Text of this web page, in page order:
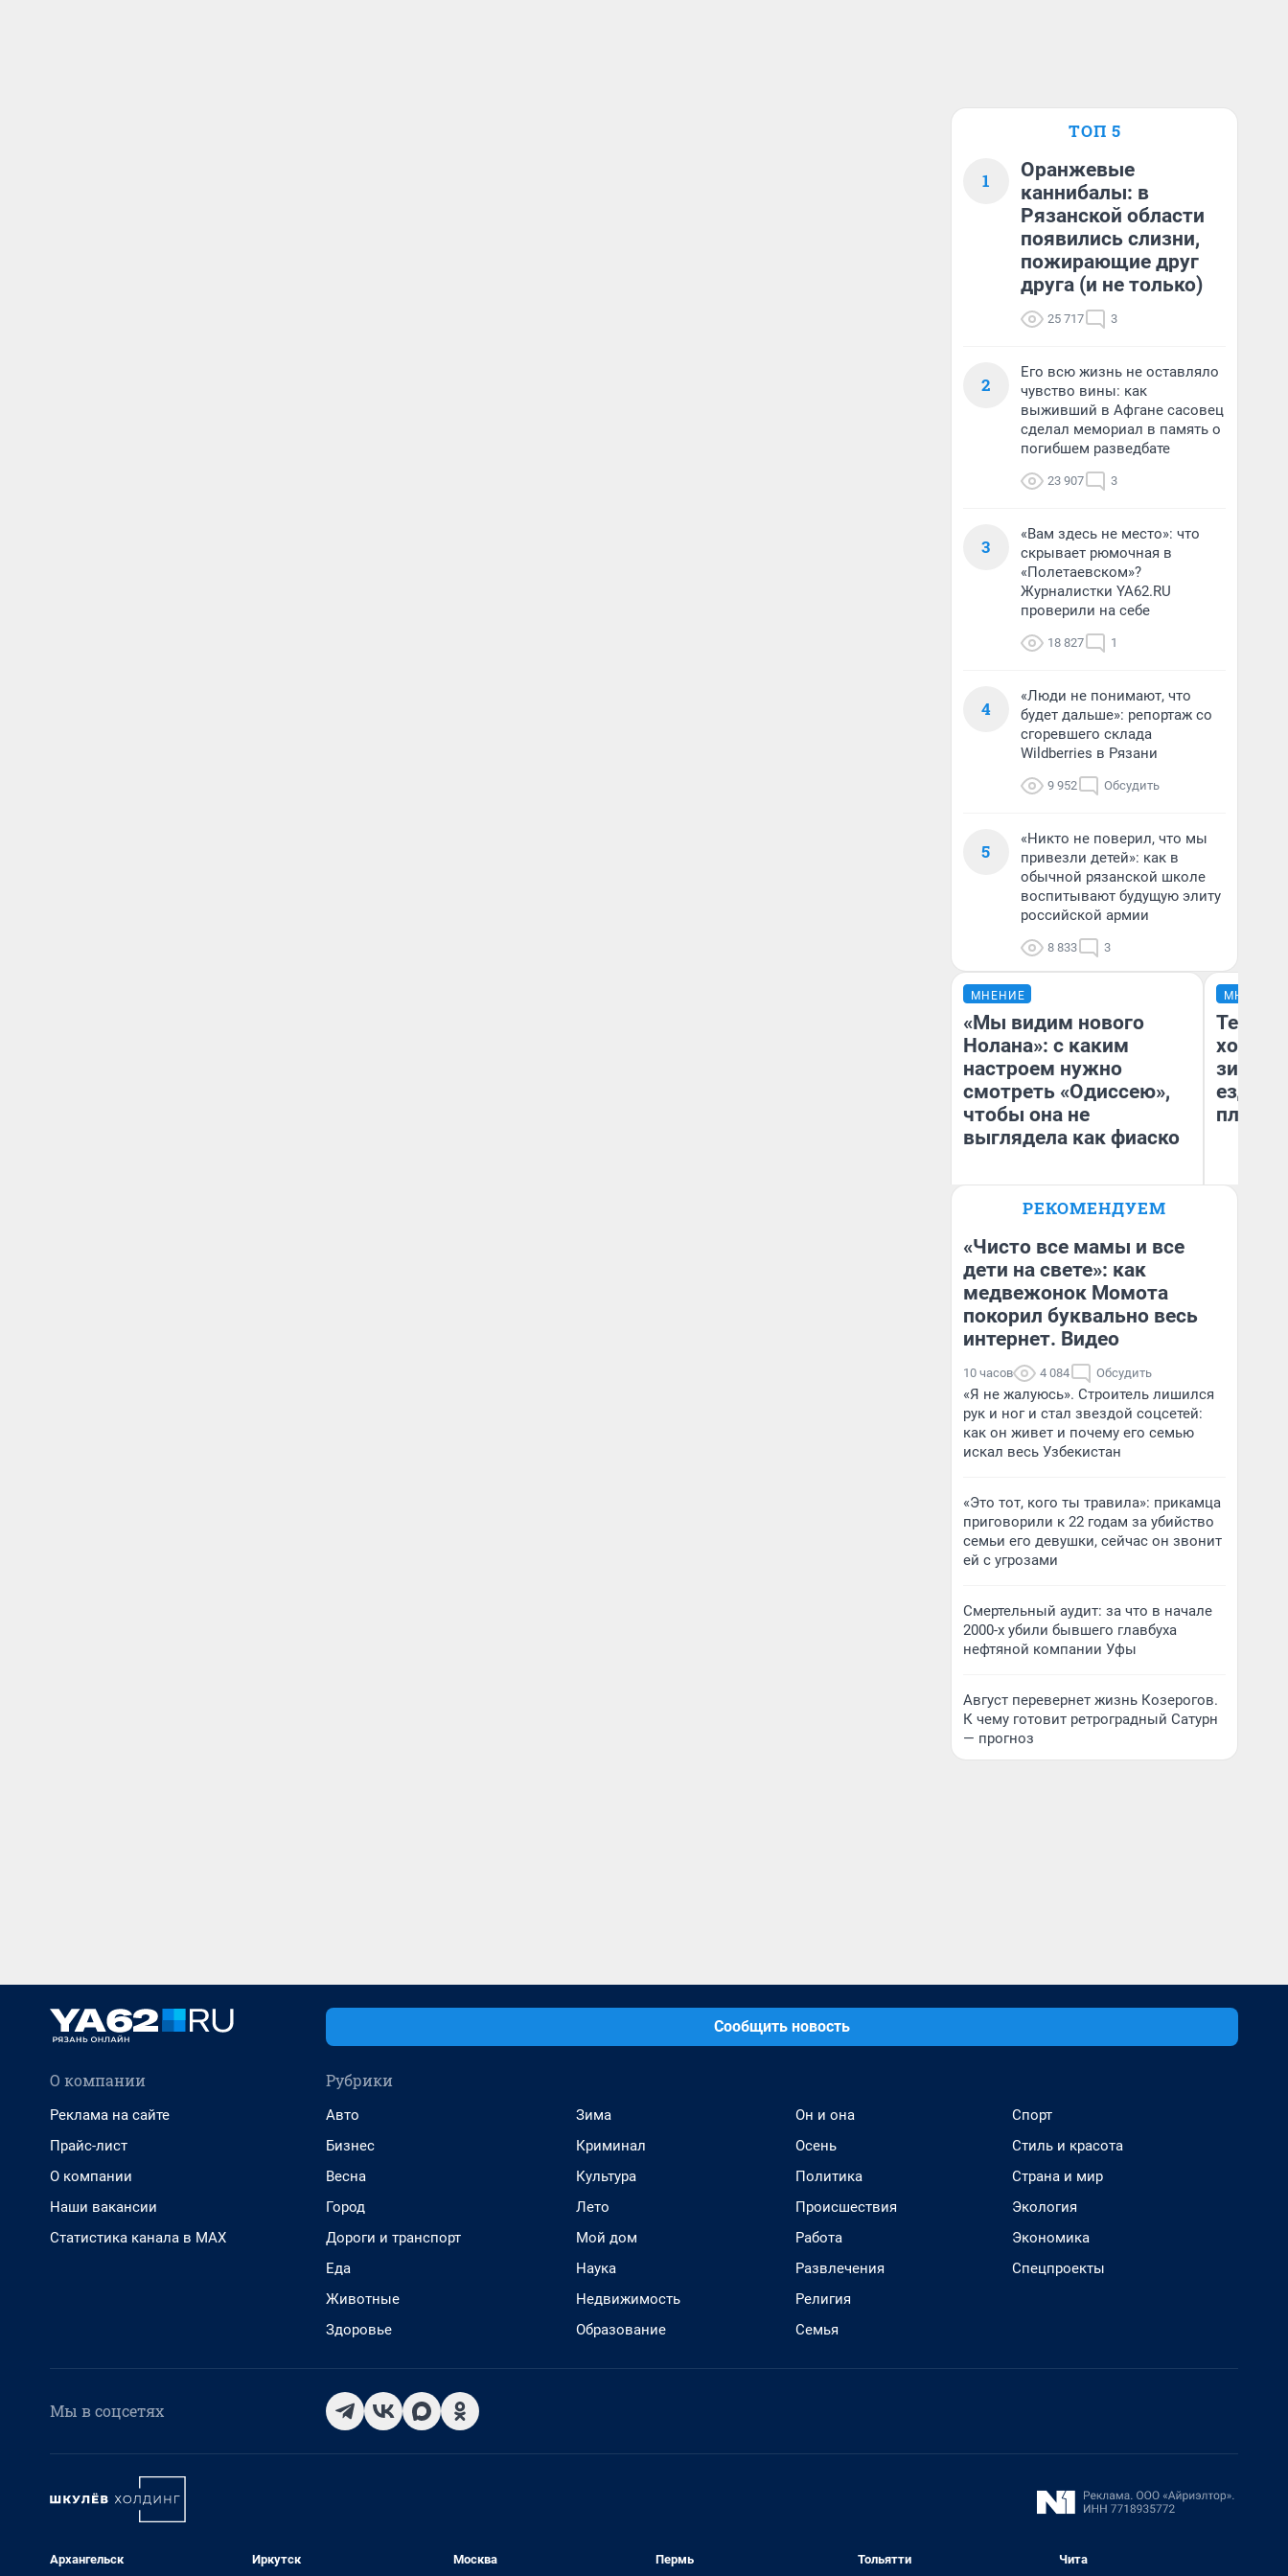
ТОП 5
1
Оранжевые
каннибалы: в
Рязанской области
появились слизни,
пожирающие друг
друга (и не только)
25 717 3
2
Его всю жизнь не оставляло
чувство вины: как
выживший в Афгане сасовец
сделал мемориал в память о
погибшем разведбате
23 907 3
3
«Вам здесь не место»: что
скрывает рюмочная в
«Полетаевском»?
Журналистки YA62.RU
проверили на себе
18 827 1
4
«Люди не понимают, что
будет дальше»: репортаж со
сгоревшего склада
Wildberries в Рязани
9 952 Обсудить
5
«Никто не поверил, что мы
привезли детей»: как в
обычной рязанской школе
воспитывают будущую элиту
российской армии
8 833 3
МНЕНИЕ
«Мы видим нового
Нолана»: с каким
настроем нужно
смотреть «Одиссею»,
чтобы она не
выглядела как фиаско
Надежда Губарь
МНЕНИЕ
Тепло
зимой.
ездит
плюсы
РЕКОМЕНДУЕМ
«Чисто все мамы и все
дети на свете»: как
медвежонок Момота
покорил буквально весь
интернет. Видео
10 часов 4 084 Обсудить
«Я не жалуюсь». Строитель лишился
рук и ног и стал звездой соцсетей:
как он живет и почему его семью
искал весь Узбекистан
«Это тот, кого ты травила»: прикамца
приговорили к 22 годам за убийство
семьи его девушки, сейчас он звонит
ей с угрозами
Смертельный аудит: за что в начале
2000-х убили бывшего главбуха
нефтяной компании Уфы
Август перевернет жизнь Козерогов.
К чему готовит ретроградный Сатурн
— прогноз
Сообщить новость
О компании
Реклама на сайте
Прайс-лист
О компании
Наши вакансии
Статистика канала в MAX
Рубрики
Авто
Бизнес
Весна
Город
Дороги и транспорт
Еда
Животные
Здоровье
Зима
Криминал
Культура
Лето
Мой дом
Наука
Недвижимость
Образование
Он и она
Осень
Политика
Происшествия
Работа
Развлечения
Религия
Семья
Спорт
Стиль и красота
Страна и мир
Экология
Экономика
Спецпроекты
Мы в соцсетях
Архангельск Иркутск Москва Пермь Тольятти Чита